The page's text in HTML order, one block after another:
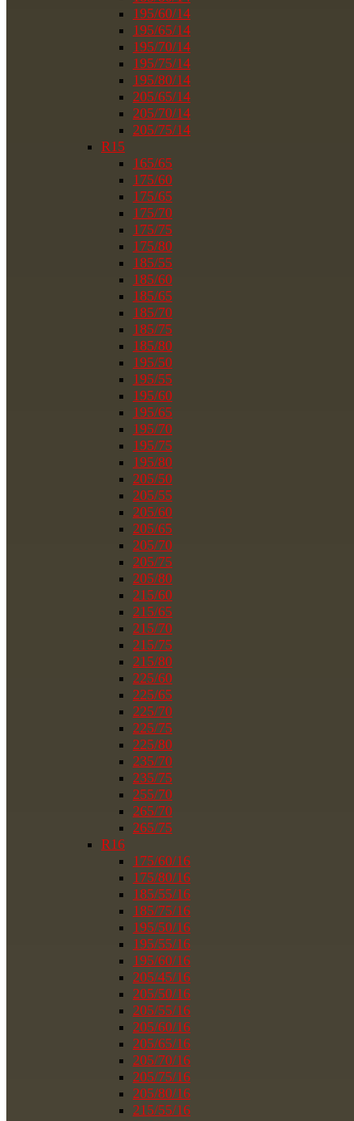
195/60/14
195/65/14
195/70/14
195/75/14
195/80/14
205/65/14
205/70/14
205/75/14
R15
165/65
175/60
175/65
175/70
175/75
175/80
185/55
185/60
185/65
185/70
185/75
185/80
195/50
195/55
195/60
195/65
195/70
195/75
195/80
205/50
205/55
205/60
205/65
205/70
205/75
205/80
215/60
215/65
215/70
215/75
215/80
225/60
225/65
225/70
225/75
225/80
235/70
235/75
255/70
265/70
265/75
R16
175/60/16
175/80/16
185/55/16
185/75/16
195/50/16
195/55/16
195/60/16
205/45/16
205/50/16
205/55/16
205/60/16
205/65/16
205/70/16
205/75/16
205/80/16
215/55/16